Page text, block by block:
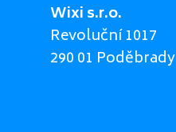
Wixi s.r.o.
Revoluční 1017
290 01 Poděbrady